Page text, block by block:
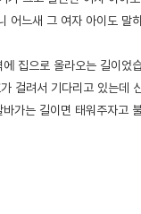
어느새 그 여자 아이도 말
집으로 올라오는 길이었
걸려서 기다리고 있는데
가는 길이면 태워주자고